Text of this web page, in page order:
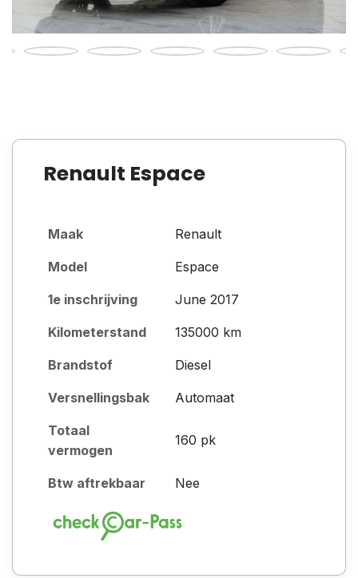
Renault Espace
Maak Renault
Model Espace
1e inschrijving June 2017
Kilometerstand 135000 km
Brandstof Diesel
Versnellingsbak Automaat
Totaal
vermogen
160 pk
Btw aftrekbaar Nee